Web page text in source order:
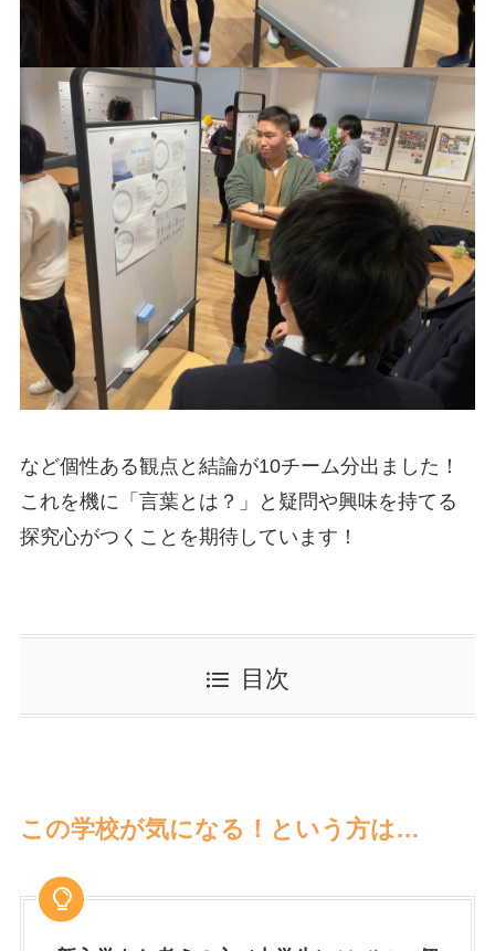
など個性ある観点と結論が10チーム分出ました！
これを機に「言葉とは？」と疑問や興味を持てる
探究心がつくことを期待しています！
目次
この学校が気になる！という方は…